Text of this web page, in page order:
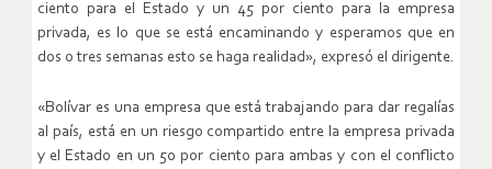
ciento para el Estado y un 45 por ciento para la empresa
privada, es lo que se está encaminando y esperamos que en
dos o tres semanas esto se haga realidad», expresó el dirigente.
«Bolívar es una empresa que está trabajando para dar regalías
al país, está en un riesgo compartido entre la empresa privada
y el Estado en un 50 por ciento para ambas y con el conflicto